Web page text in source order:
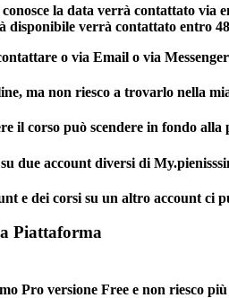
la data verrà contattato via
disponibile verrà contattato entro
o via Email o via
ma non riesco a trovarlo nella
il corso può scendere in fondo alla
due account diversi di
e dei corsi su un altro account
Piattaforma
Pro versione Free e non riesco più